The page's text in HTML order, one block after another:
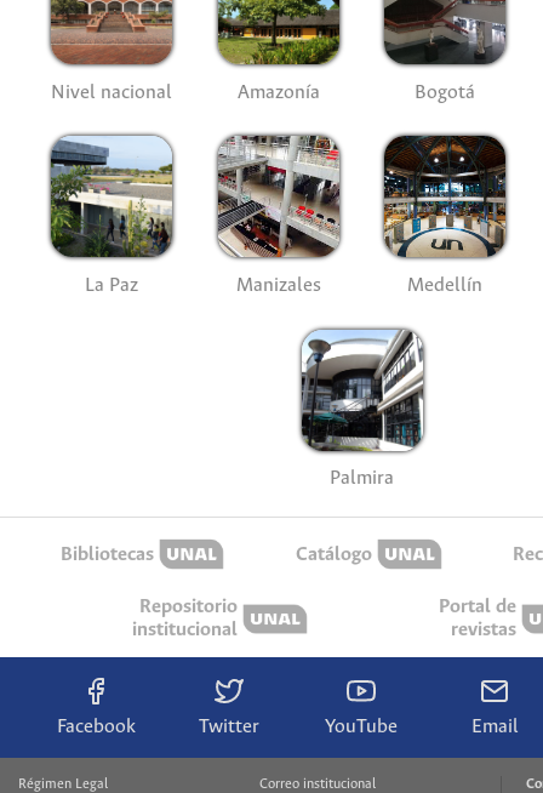
Nivel nacional Amazonía Bogotá
La Paz Manizales Medellín
Palmira
Bibliotecas Catálogo
Repositorio
institucional
Portal de
revistas
Facebook Twitter YouTube Email
Régimen Legal
Correo institucional